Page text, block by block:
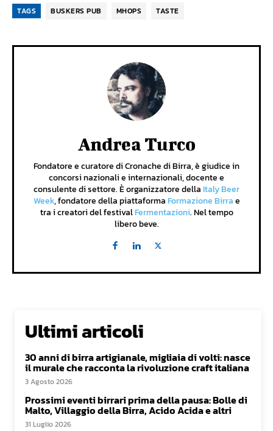
TAGS BUSKERS PUB MHOPS TASTE
Andrea Turco
Fondatore e curatore di Cronache di Birra, è giudice in
concorsi nazionali e internazionali, docente e
consulente di settore. È organizzatore della Italy Beer
Week, fondatore della piattaforma Formazione Birrae
tra i creatori del festivalFermentazioni. Nel tempo
libero beve.
Ultimi articoli
30 anni di birra artigianale, migliaia di volti: nasce
il murale che racconta la rivoluzione craft italiana
3 Agosto 2026
Prossimi eventi birrari prima della pausa: Bolle di
Malto, Villaggio della Birra, Acido Acida e altri
31 Luglio 2026